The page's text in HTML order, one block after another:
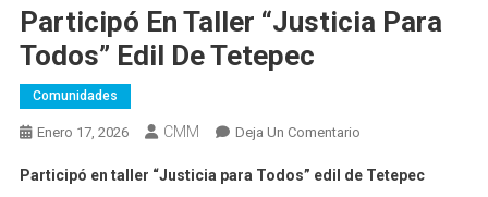
Participó En Taller “Justicia Para
Todos” Edil De Tetepec
Comunidades
Enero 17, 2026 CMM Deja Un ComentarioEn
En
Participó en taller “Justicia para Todos” edil de Tetepec